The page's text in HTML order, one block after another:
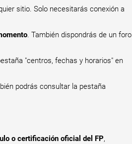
sitio. Solo necesitarás conexión a
. También dispondrás de un foro
"centros, fechas y horarios" en
podrás consultar la pestaña
o certificación oficial del FP,